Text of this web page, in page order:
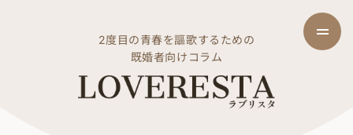
2度目の青春を謳歌するための
既婚者向けコラム